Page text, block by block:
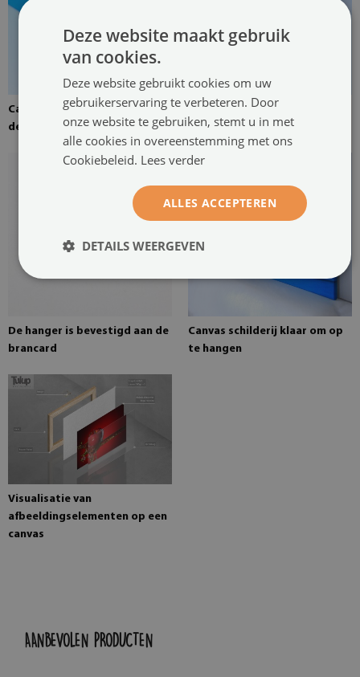
Canvas canvas gespannen over
de brancard
Grenen brancard voor een
schilderij op canvas
De hanger is bevestigd aan de
brancard
Canvas schilderij klaar om op
te hangen
Visualisatie van
afbeeldingselementen op een
canvas
AANBEVOLEN PRODUCTEN
Deze website maakt gebruik
van cookies.
Deze website gebruikt cookies om uw
gebruikerservaring te verbeteren. Door
onze website te gebruiken, stemt u in met
alle cookies in overeenstemming met ons
Cookiebeleid. Lees verder
ALLES ACCEPTEREN
DETAILS WEERGEVEN